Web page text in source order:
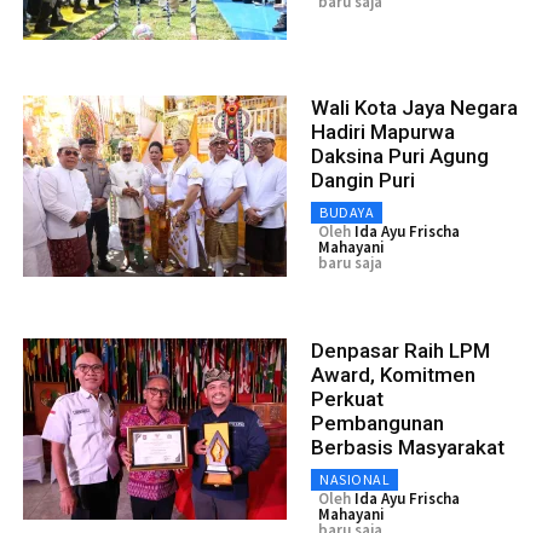
Wali Kota Jaya Negara
Hadiri Mapurwa
Daksina Puri Agung
Dangin Puri
BUDAYA
Oleh Ida Ayu Frischa
Mahayani
baru saja
Denpasar Raih LPM
Award, Komitmen
Perkuat
Pembangunan
Berbasis Masyarakat
NASIONAL
Oleh Ida Ayu Frischa
Mahayani